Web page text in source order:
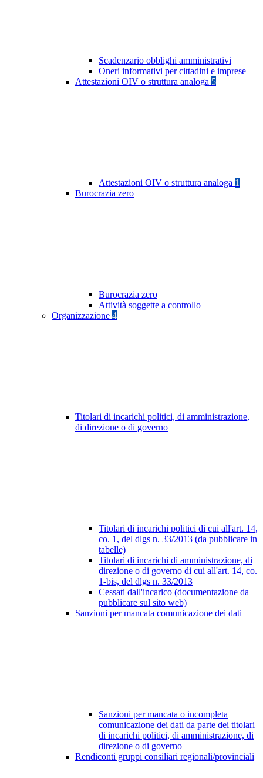
Scadenzario obblighi amministrativi
Oneri informativi per cittadini e imprese
Attestazioni OIV o struttura analoga 5
Attestazioni OIV o struttura analoga 1
Burocrazia zero
Burocrazia zero
Attività soggette a controllo
Organizzazione 4
Titolari di incarichi politici, di amministrazione,
di direzione o di governo
Titolari di incarichi politici di cui all'art. 14,
co. 1, del dlgs n. 33/2013 (da pubblicare in
tabelle)
Titolari di incarichi di amministrazione, di
direzione o di governo di cui all'art. 14, co.
1-bis, del dlgs n. 33/2013
Cessati dall'incarico (documentazione da
pubblicare sul sito web)
Sanzioni per mancata comunicazione dei dati
Sanzioni per mancata o incompleta
comunicazione dei dati da parte dei titolari
di incarichi politici, di amministrazione, di
direzione o di governo
Rendiconti gruppi consiliari regionali/provinciali